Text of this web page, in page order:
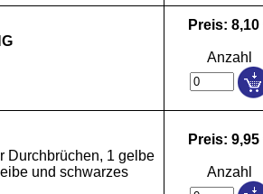
Preis: 8,10
Anzahl
Durchbrüchen, 1 gelbe
und schwarzes
Preis: 9,95
Anzahl